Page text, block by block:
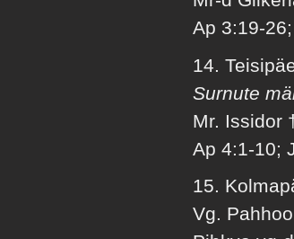
Ap 3:19-
14.
Surnute
Mr. Issidor
Ap 4:1-10;
15.
Vg.